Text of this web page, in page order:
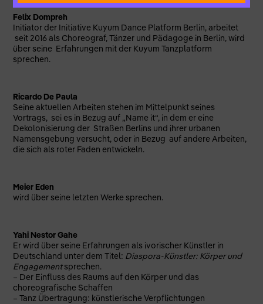
Felix Dompreh
Initiator der Initiative Kuyum Dance Platform Berlin, arbeitet
seit 2016 als Choreograf, Tänzer und Pädagoge in Berlin, wird
über seine Erfahrungen mit der Kuyum Tanzplatform
sprechen.
Ricardo De Paula
Seine aktuellen Arbeiten stehen im Mittelpunkt seines
Vortrags, sei es in Bezug auf „Name it“, in dem er eine
Dekolonisierung der Straßen Berlins und ihrer urbanen
Namensgebung versucht, oder in Bezug auf andere Arbeiten,
die sich als roter Faden entwickeln.
Meier Eden
wird über seine letzten Werke sprechen.
Yahi Nestor Gahe
Er wird über seine Erfahrungen als ivorischer Künstler in
Deutschland unter dem Titel: Diaspora-Künstler: Körper und
Engagementsprechen.
– Der Einfluss des Raums auf den Körper und das
choreografische Schaffen
– Tanz Übertragung: künstlerische Verpflichtungen